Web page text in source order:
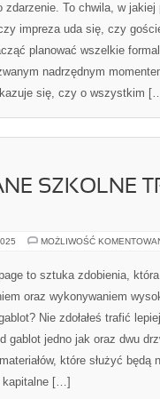
zdarzenie. To chwila, w
impreza uda się, czy
planować wszelkie
nadrzędnym
się, czy o wszystkim
SZKOLNE
MOŻLIWOŚĆ
to sztuka zdobienia,
oraz wykonywaniem
Nie zdołałeś trafić
gablot jedno jak oraz dwu
które służyć
kapitalne […]